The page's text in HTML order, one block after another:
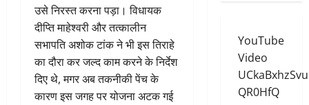
उसे निरस्त करना पड़ा। विधायक
दीप्ति माहेश्वरी और तत्कालीन
सभापति अशोक टांक ने भी इस तिराहे
का दौरा कर जल्द काम करने के निर्देश
दिए थे, मगर अब तकनीकी पेंच के
कारण इस जगह पर योजना अटक गई
YouTube
Video
QR0HfQ